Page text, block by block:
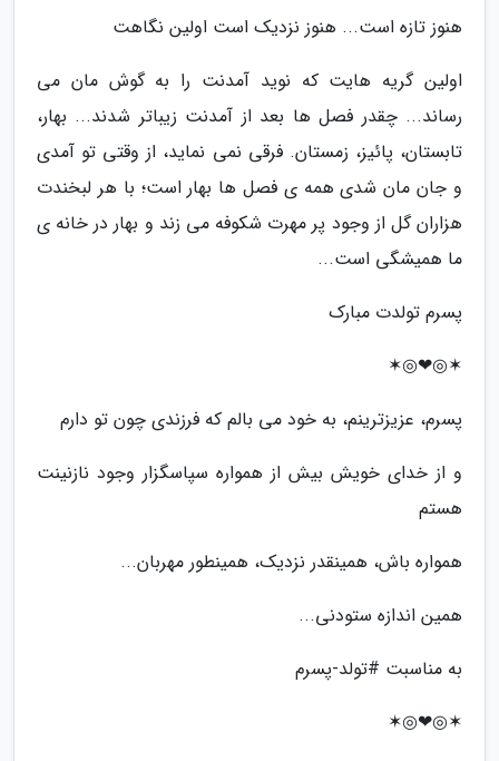
هنوز تازه است... هنوز نزدیک است اولین نگاهت
اولین گریه هایت که نوید آمدنت را به گوش مان می
رساند... چقدر فصل ها بعد از آمدنت زیباتر شدند... بهار،
تابستان، پائیز، زمستان. فرقى نمی نماید، از وقتى تو آمدى
و جان مان شدى همه ى فصل ها بهار است؛ با هر لبخندت
هزاران گل از وجود پر مهرت شکوفه می زند و بهار در خانه ى
ما همیشگى است...
پسرم تولدت مبارک
✶◎❤◎✶
پسرم، عزیزترینم، به خود می بالم که فرزندی چون تو دارم
و از خدای خویش بیش از همواره سپاسگزار وجود نازنینت
هستم
همواره باش، همینقدر نزدیک، همینطور مهربان...
همین اندازه ستودنی...
به مناسبت #تولد-پسرم
✶◎❤◎✶